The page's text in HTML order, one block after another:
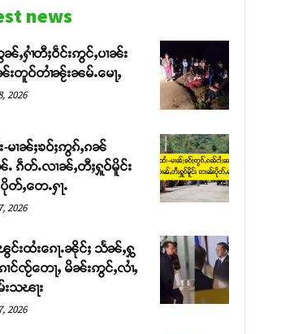
news
ႇႁၢႆတီႈဝဵင်းဢွင်ႇပၢၼ်း
တူဝ်တၢႆၼႂ်းၼမ်ႉမေႃႇ
2026
-မၢၼ်ႈၶဝ်ႈဢွၵ်ႇၵၼ်
ႉ ၵဵတ်ႉလၢၼ်ႇတီႈႁူဝ်မိူင်း
တ်ႇတေႉႁႃႉ
2026
းထႆးၵေႃႉၼိုင်ႈ သႅၼ်ႇႁွ
ၢင်ၸႂ်တေႃႇ မိၼ်းဢွင်ႇလၢႆႇ
သၽႃး
2026